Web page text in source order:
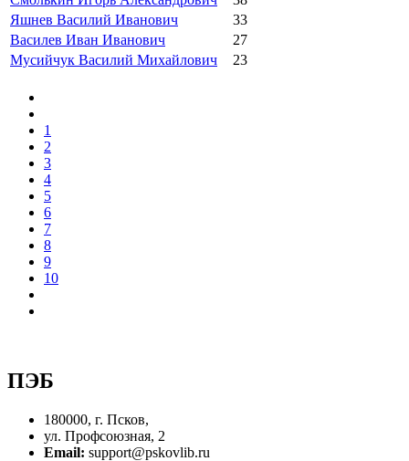
Яшнев Василий Иванович
33
Василев Иван Иванович
27
Мусийчук Василий Михайлович
23
1
2
3
4
5
6
7
8
9
10
ПЭБ
180000, г. Псков,
ул. Профсоюзная, 2
Email: support@pskovlib.ru